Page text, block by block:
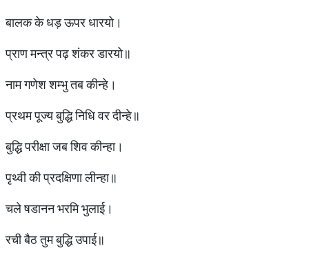
बालक के धड़ ऊपर धारयो।
प्राण मन्त्र पढ़ शंकर डारयो॥
नाम गणेश शम्भु तब कीन्हे।
प्रथम पूज्य बुद्धि निधि वर दीन्हे॥
बुद्धि परीक्षा जब शिव कीन्हा।
पृथ्वी की प्रदक्षिणा लीन्हा॥
चले षडानन भरमि भुलाई।
रची बैठ तुम बुद्धि उपाई॥